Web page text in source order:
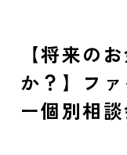
【将来の
か？】フ
ー個別相